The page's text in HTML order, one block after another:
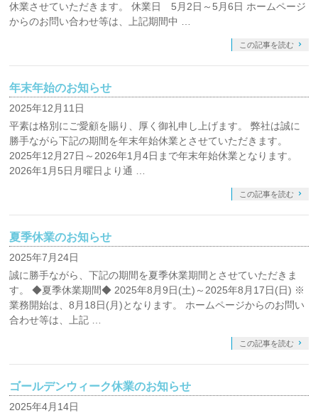
休業させていただきます。 休業日 5月2日～5月6日 ホームページ
からのお問い合わせ等は、上記期間中 …
この記事を読む
年末年始のお知らせ
2025年12月11日
平素は格別にご愛顧を賜り、厚く御礼申し上げます。 弊社は誠に
勝手ながら下記の期間を年末年始休業とさせていただきます。
2025年12月27日～2026年1月4日まで年末年始休業となります。
2026年1月5日月曜日より通 …
この記事を読む
夏季休業のお知らせ
2025年7月24日
誠に勝手ながら、下記の期間を夏季休業期間とさせていただきま
す。 ◆夏季休業期間◆ 2025年8月9日(土)～2025年8月17日(日) ※
業務開始は、8月18日(月)となります。 ホームページからのお問い
合わせ等は、上記 …
この記事を読む
ゴールデンウィーク休業のお知らせ
2025年4月14日